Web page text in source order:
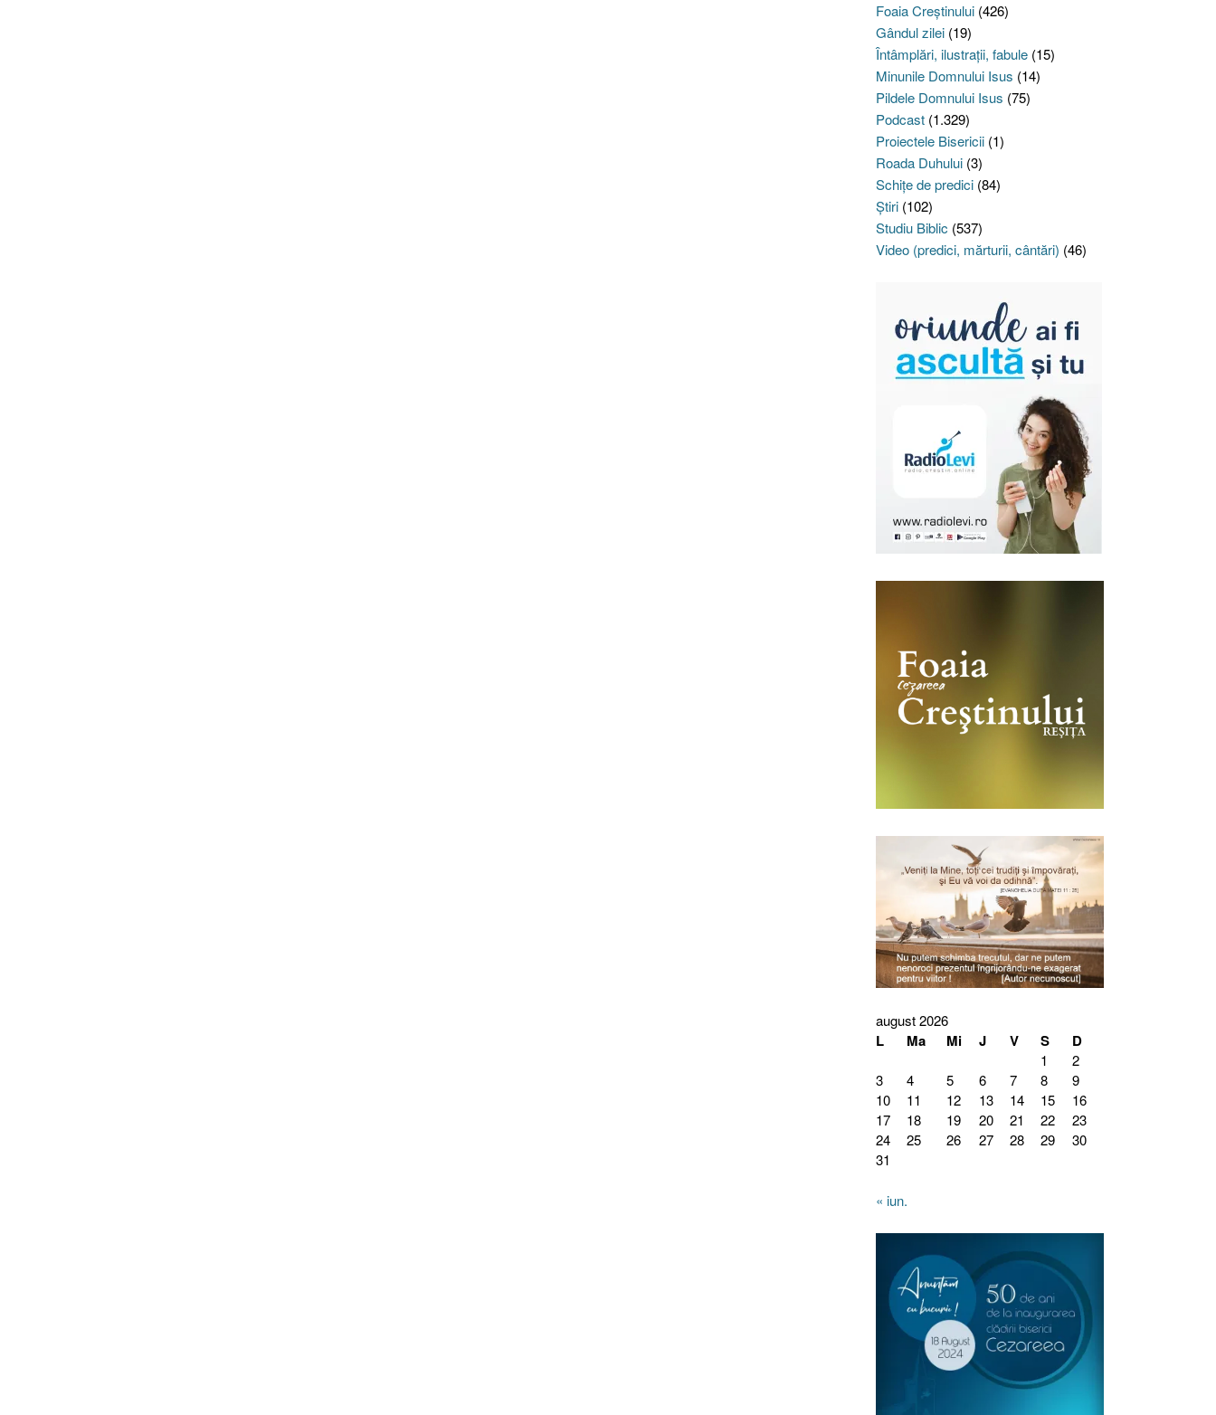
Foaia Creştinului(426)
Gândul zilei(19)
Întâmplări, ilustraţii, fabule(15)
Minunile Domnului Isus (14)
Pildele Domnului Isus (75)
Podcast(1.329)
Proiectele Bisericii(1)
Roada Duhului(3)
Schiţe de predici(84)
Ştiri(102)
Studiu Biblic (537)
Video (predici, mărturii, cântări) (46)
august 2026
L Ma Mi J V S D
1
2
3
4 5 6 7 8
9
10
11 12 13 14 15
16
17
18 19 20 21 22
23
24
25 26 27 28 29
30
31
« iun.